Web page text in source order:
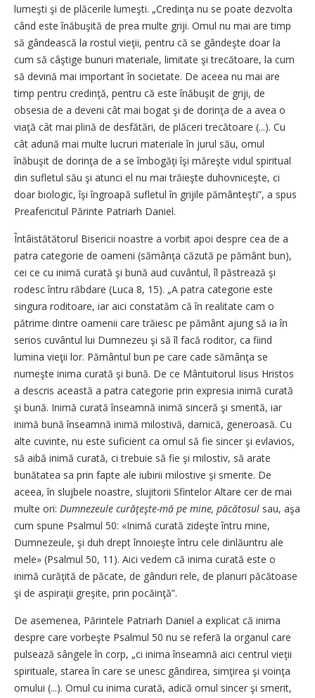
lumeşti şi de plăcerile lumeşti. „Credinţa nu se poate dezvolta
când este înăbuşită de prea multe griji. Omul nu mai are timp
să gândească la rostul vieţii, pentru că se gândeşte doar la
cum să câştige bunuri materiale, limitate şi trecătoare, la cum
să devină mai important în societate. De aceea nu mai are
timp pentru credinţă, pentru că este înăbuşit de griji, de
obsesia de a deveni cât mai bogat şi de dorinţa de a avea o
viaţă cât mai plină de desfătări, de plăceri trecătoare (...). Cu
cât adună mai multe lucruri materiale în jurul său, omul
înăbuşit de dorinţa de a se îmbogăţi îşi măreşte vidul spiritual
din sufletul său şi atunci el nu mai trăieşte duhovniceşte, ci
doar biologic, îşi îngroapă sufletul în grijile pământeşti”, a spus
Preafericitul Părinte Patriarh Daniel.
Întâistătătorul Bisericii noastre a vorbit apoi despre cea de a
patra categorie de oameni (sămânţa căzută pe pământ bun),
cei ce cu inimă curată şi bună aud cuvântul, îl păstrează şi
rodesc întru răbdare (Luca 8, 15). „A patra categorie este
singura roditoare, iar aici constatăm că în realitate cam o
pătrime dintre oamenii care trăiesc pe pământ ajung să ia în
serios cuvântul lui Dumnezeu şi să îl facă roditor, ca fiind
lumina vieţii lor. Pământul bun pe care cade sămânţa se
numeşte inima curată şi bună. De ce Mântuitorul Iisus Hristos
a descris această a patra categorie prin expresia inimă curată
şi bună. Inimă curată înseamnă inimă sinceră şi smerită, iar
inimă bună înseamnă inimă milostivă, darnică, generoasă. Cu
alte cuvinte, nu este suficient ca omul să fie sincer şi evlavios,
să aibă inimă curată, ci trebuie să fie şi milostiv, să arate
bunătatea sa prin fapte ale iubirii milostive şi smerite. De
aceea, în slujbele noastre, slujitorii Sfintelor Altare cer de mai
multe ori: Dumnezeule curăţeşte-mă pe mine, păcătosul sau, aşa
cum spune Psalmul 50: «Inimă curată zideşte întru mine,
Dumnezeule, şi duh drept înnoieşte întru cele dinlăuntru ale
mele» (Psalmul 50, 11). Aici vedem că inima curată este o
inimă curăţită de păcate, de gânduri rele, de planuri păcătoase
şi de aspiraţii greşite, prin pocăinţă”.
De asemenea, Părintele Patri­arh Daniel a explicat că inima
despre care vorbeşte Psalmul 50 nu se referă la organul care
pulsează sângele în corp, „ci inima înseamnă aici centrul vieţii
spirituale, starea în care se unesc gândirea, simţirea şi voinţa
omului (...). Omul cu inima curată, adică omul sincer şi smerit,